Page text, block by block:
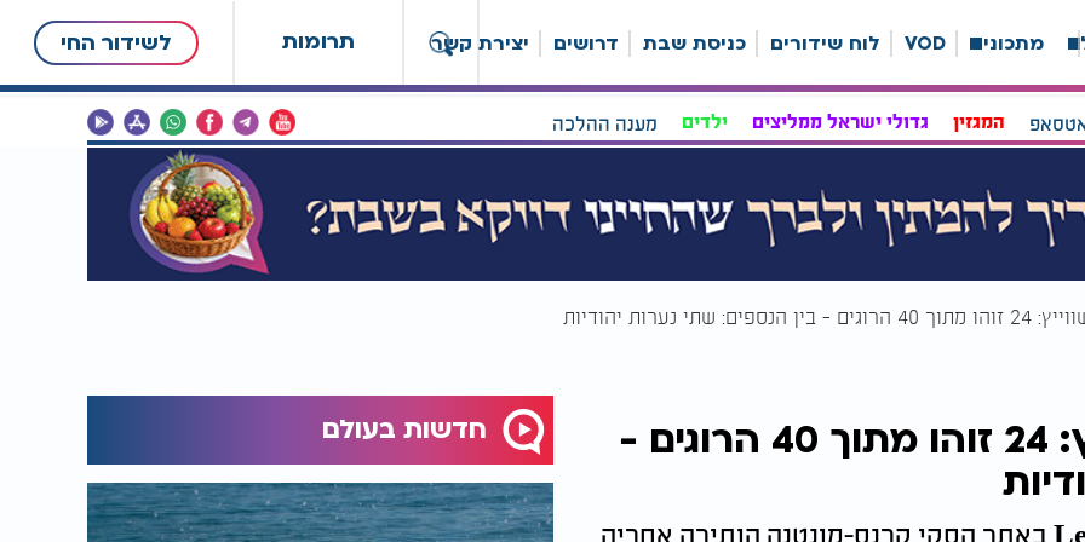
תרומות לשידור החי מתכונים VOD לוח שידורים כניסת שבת דרושים יצירת קשר
המגזין גדולי ישראל ממליצים ילדים מענה ההלכה
נערות יהודיות
האסון באתר הסקי בשווייץ: 24 זוהו מתוך 40 הרוגים -
השריפה הקטלנית בבר Le Constellation באתר הסקי קרנס-מונטנה הותירה אחריה
חדשות בעולם